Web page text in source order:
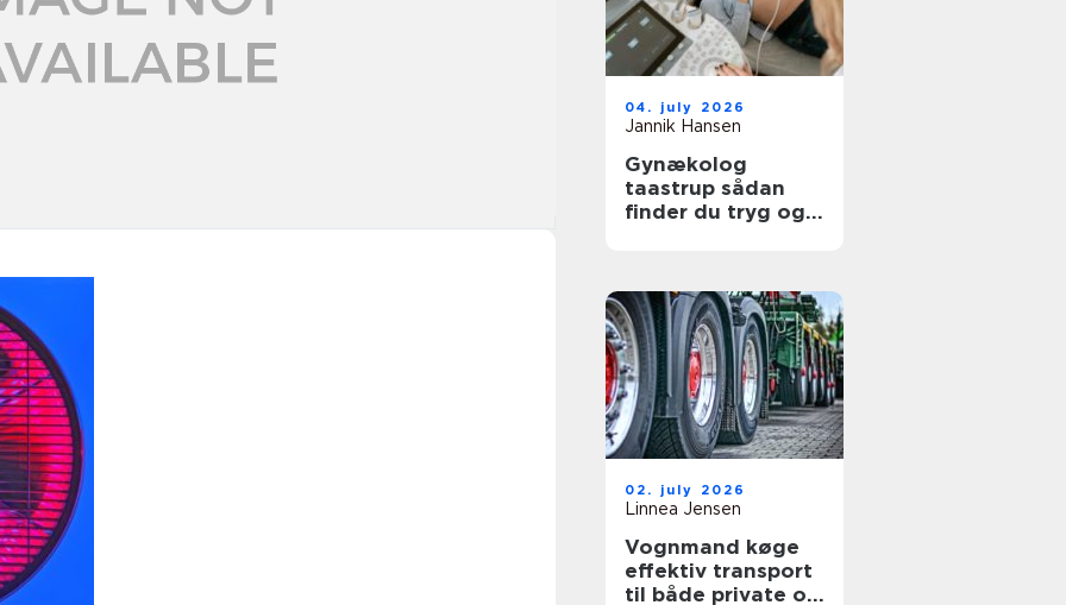
04. july 2026
Jannik Hansen
Gynækolog
taastrup sådan
finder du tryg og
02. july 2026
Linnea Jensen
Vognmand køge
effektiv transport
til både private og